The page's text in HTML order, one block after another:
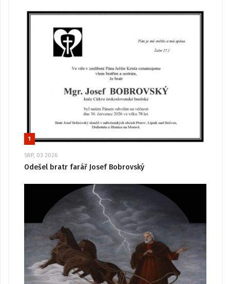
1
SRP, 03 2026
Odešel bratr farář Josef Bobrovský